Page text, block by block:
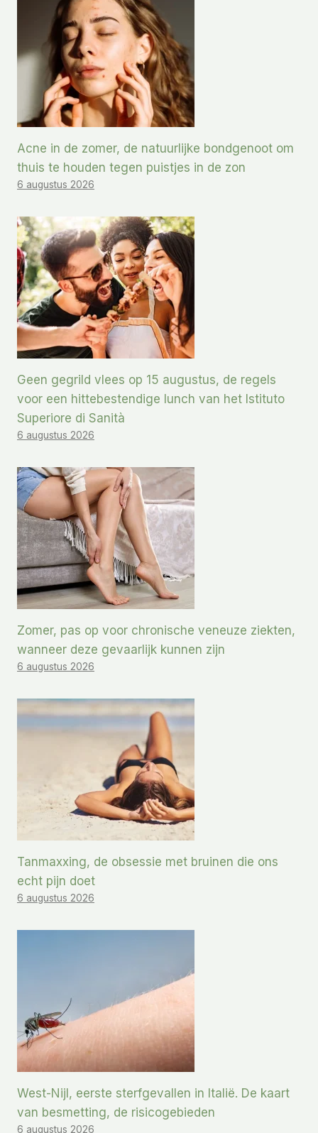
Acne in de zomer, de natuurlijke bondgenoot om
thuis te houden tegen puistjes in de zon
6 augustus 2026
Geen gegrild vlees op 15 augustus, de regels
voor een hittebestendige lunch van het Istituto
Superiore di Sanità
6 augustus 2026
Zomer, pas op voor chronische veneuze ziekten,
wanneer deze gevaarlijk kunnen zijn
6 augustus 2026
Tanmaxxing, de obsessie met bruinen die ons
echt pijn doet
6 augustus 2026
West-Nijl, eerste sterfgevallen in Italië. De kaart
van besmetting, de risicogebieden
6 augustus 2026